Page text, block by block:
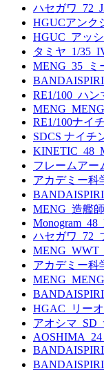
ハセガワ
HGUCアンク
HGUC_アッ
タミヤ_1/
MENG_35_ミ
RE1/100_ハ
RE1/100ナイ
SDCS ナイチ
フレームアー
アカデミー科
MENG_造艦
ハセガワ_72_
アカデミー科
HGAC_リー
アオシマ